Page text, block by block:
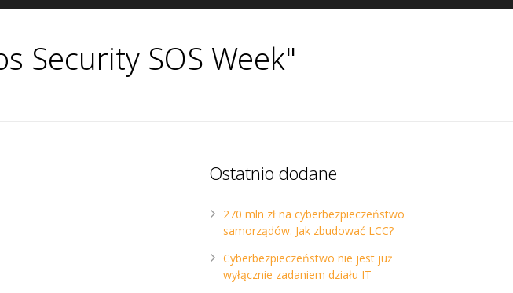
Security SOS Week"
Ostatnio dodane
270 mln zł na cyberbezpieczeństwo
samorządów. Jak zbudować LCC?
Cyberbezpieczeństwo nie jest już
wyłącznie zadaniem działu IT